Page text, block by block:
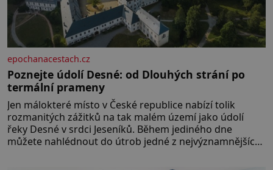
epochanacestach.cz
Poznejte údolí Desné: od Dlouhých strání po
termální prameny
Jen málokteré místo v České republice nabízí tolik
rozmanitých zážitků na tak malém území jako údolí
řeky Desné v srdci Jeseníků. Během jediného dne
můžete nahlédnout do útrob jedné z nejvýznamnějších